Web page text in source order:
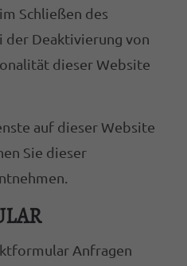
Schließen des
der Deaktivierung von
dieser Website
auf dieser Website
Sie dieser
Anfragen